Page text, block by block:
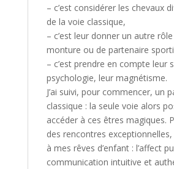
– c’est considérer les chevaux
de la voie classique,
– c’est leur donner un autre
monture ou de partenaire
– c’est prendre en compte leur
psychologie, leur magnétisme.
J’ai suivi, pour commencer, un
classique : la seule voie alors
accéder à ces êtres magiques.
des rencontres exceptionnelles,
à mes rêves d’enfant : l’affect
communication intuitive et